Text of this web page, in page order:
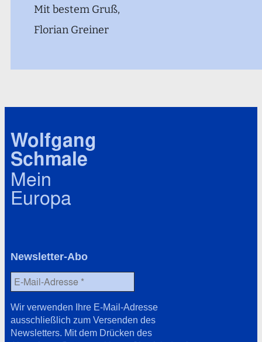
Mit bestem Gruß,
Florian Greiner
Wolfgang
Schmale
Mein
Europa
Newsletter-Abo
Wir verwenden Ihre E-Mail-Adresse
ausschließlich zum Versenden des
Newsletters. Mit dem Drücken des